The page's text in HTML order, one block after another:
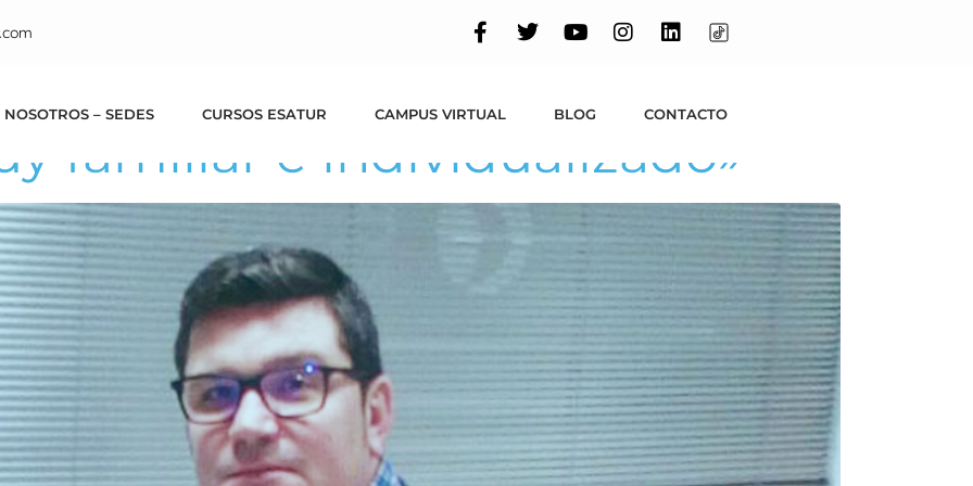
– SEDES CURSOS ESATUR CAMPUS VIRTUAL BLOG CONTACTO
coordinador del
«nuestro trato con el
familiar e individualizado»